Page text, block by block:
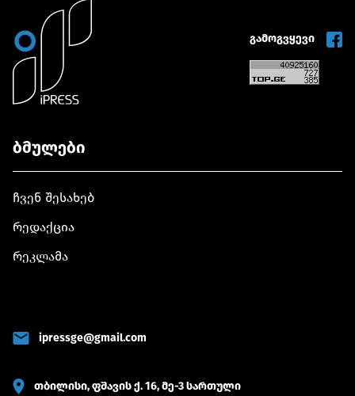
გამოგვყევი
ბმულები
ჩვენ შესახებ
რედაქცია
რეკლამა
ipressge@gmail.com
თბილისი, ფშავის ქ. 16, მე-3 სართული